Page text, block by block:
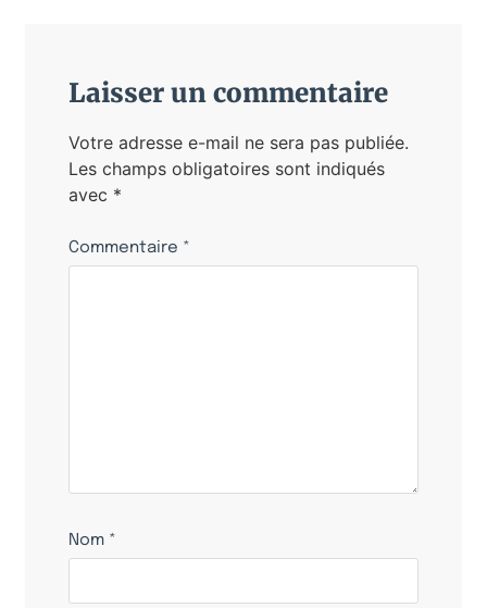
Laisser un commentaire
Votre adresse e-mail ne sera pas publiée.
Les champs obligatoires sont indiqués
avec *
Commentaire *
Nom *